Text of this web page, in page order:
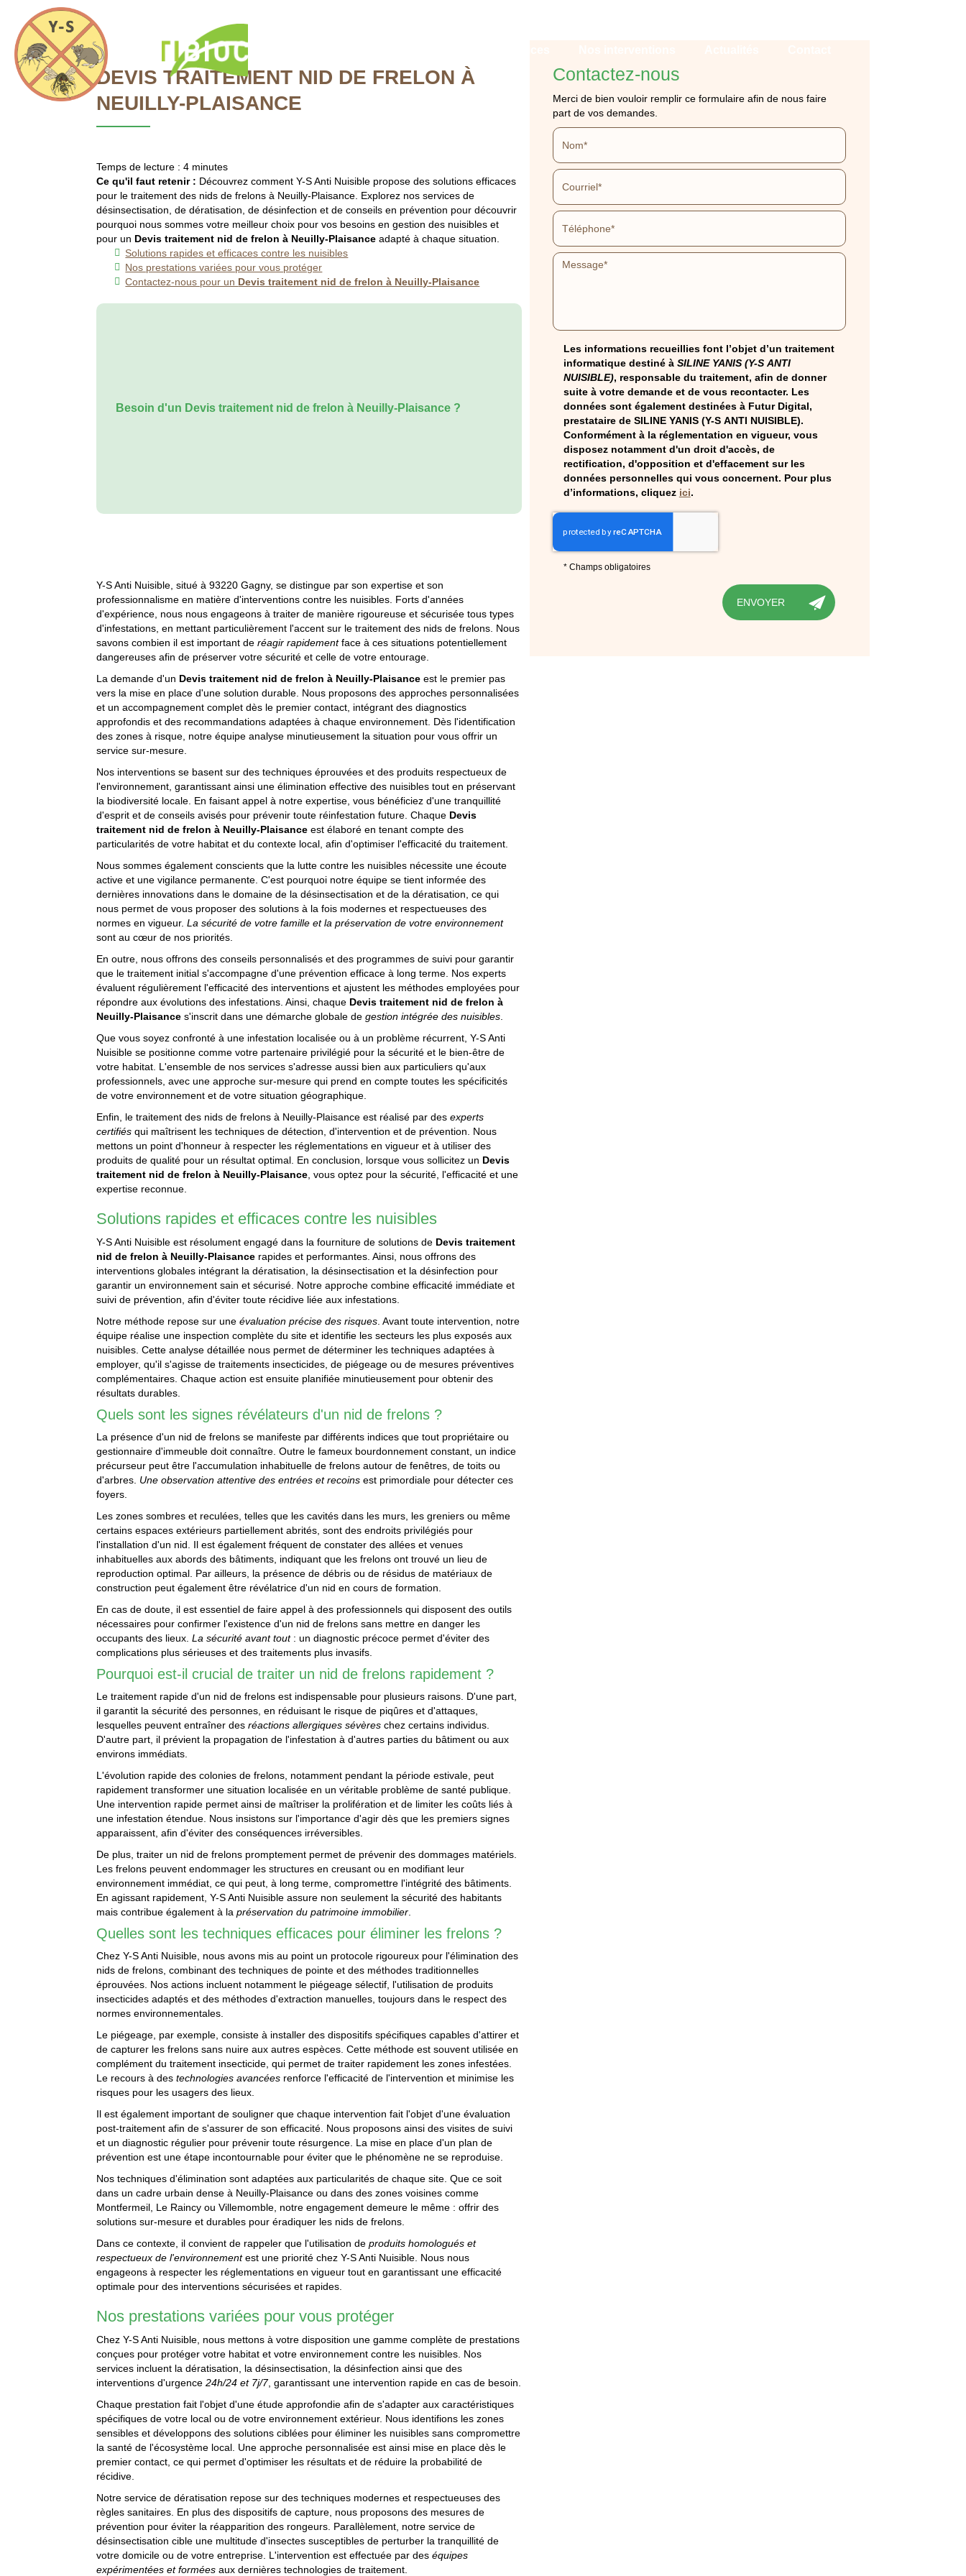
Anti
Nuisible
DEVIS TRAITEMENT NID DE FRELON À NEUILLY-
PLAISANCE
APPELEZ-NOUS
DEVIS TRAITEMENT NID DE FRELON À
NEUILLY-PLAISANCE
Temps de lecture : 4 minutes
Ce qu'il faut retenir : Découvrez comment Y-S Anti Nuisible propose des solutions efficaces
pour le traitement des nids de frelons à Neuilly-Plaisance. Explorez nos services de
désinsectisation, de dératisation, de désinfection et de conseils en prévention pour découvrir
pourquoi nous sommes votre meilleur choix pour vos besoins en gestion des nuisibles et
pour un Devis traitement nid de frelon à Neuilly-Plaisance adapté à chaque situation.
Solutions rapides et efficaces contre les nuisibles
Nos prestations variées pour vous protéger
Contactez-nous pour un Devis traitement nid de frelon à Neuilly-Plaisance
Besoin d'un Devis traitement nid de frelon à Neuilly-Plaisance ?
Y-S Anti Nuisible, situé à 93220 Gagny, se distingue par son expertise et son
professionnalisme en matière d'interventions contre les nuisibles. Forts d'années
d'expérience, nous nous engageons à traiter de manière rigoureuse et sécurisée tous types
d'infestations, en mettant particulièrement l'accent sur le traitement des nids de frelons. Nous
savons combien il est important deréagir rapidementface à ces situations potentiellement
dangereuses afin de préserver votre sécurité et celle de votre entourage.
La demande d'un Devis traitement nid de frelon à Neuilly-Plaisance est le premier pas
vers la mise en place d'une solution durable. Nous proposons des approches personnalisées
et un accompagnement complet dès le premier contact, intégrant des diagnostics
approfondis et des recommandations adaptées à chaque environnement. Dès l'identification
des zones à risque, notre équipe analyse minutieusement la situation pour vous offrir un
service sur-mesure.
Nos interventions se basent sur des techniques éprouvées et des produits respectueux de
l'environnement, garantissant ainsi une élimination effective des nuisibles tout en préservant
la biodiversité locale. En faisant appel à notre expertise, vous bénéficiez d'une tranquillité
d'esprit et de conseils avisés pour prévenir toute réinfestation future. Chaque Devis
traitement nid de frelon à Neuilly-Plaisance est élaboré en tenant compte des
particularités de votre habitat et du contexte local, afin d'optimiser l'efficacité du traitement.
Nous sommes également conscients que la lutte contre les nuisibles nécessite une écoute
active et une vigilance permanente. C'est pourquoi notre équipe se tient informée des
dernières innovations dans le domaine de la désinsectisation et de la dératisation, ce qui
nous permet de vous proposer des solutions à la fois modernes et respectueuses des
normes en vigueur.La sécurité de votre famille et la préservation de votre environnement
sont au cœur de nos priorités.
En outre, nous offrons des conseils personnalisés et des programmes de suivi pour garantir
que le traitement initial s'accompagne d'une prévention efficace à long terme. Nos experts
évaluent régulièrement l'efficacité des interventions et ajustent les méthodes employées pour
répondre aux évolutions des infestations. Ainsi, chaque Devis traitement nid de frelon à
Neuilly-Plaisance s'inscrit dans une démarche globale degestion intégrée des nuisibles.
Que vous soyez confronté à une infestation localisée ou à un problème récurrent, Y-S Anti
Nuisible se positionne comme votre partenaire privilégié pour la sécurité et le bien-être de
votre habitat. L'ensemble de nos services s'adresse aussi bien aux particuliers qu'aux
professionnels, avec une approche sur-mesure qui prend en compte toutes les spécificités
de votre environnement et de votre situation géographique.
Enfin, le traitement des nids de frelons à Neuilly-Plaisance est réalisé par desexperts
certifiés qui maîtrisent les techniques de détection, d'intervention et de prévention. Nous
mettons un point d'honneur à respecter les réglementations en vigueur et à utiliser des
produits de qualité pour un résultat optimal. En conclusion, lorsque vous sollicitez un Devis
traitement nid de frelon à Neuilly-Plaisance, vous optez pour la sécurité, l'efficacité et une
expertise reconnue.
Solutions rapides et efficaces contre les nuisibles
Y-S Anti Nuisible est résolument engagé dans la fourniture de solutions de Devis traitement
nid de frelon à Neuilly-Plaisance rapides et performantes. Ainsi, nous offrons des
interventions globales intégrant la dératisation, la désinsectisation et la désinfection pour
garantir un environnement sain et sécurisé. Notre approche combine efficacité immédiate et
suivi de prévention, afin d'éviter toute récidive liée aux infestations.
Notre méthode repose sur uneévaluation précise des risques. Avant toute intervention, notre
équipe réalise une inspection complète du site et identifie les secteurs les plus exposés aux
nuisibles. Cette analyse détaillée nous permet de déterminer les techniques adaptées à
employer, qu'il s'agisse de traitements insecticides, de piégeage ou de mesures préventives
complémentaires. Chaque action est ensuite planifiée minutieusement pour obtenir des
résultats durables.
Quels sont les signes révélateurs d'un nid de frelons ?
La présence d'un nid de frelons se manifeste par différents indices que tout propriétaire ou
gestionnaire d'immeuble doit connaître. Outre le fameux bourdonnement constant, un indice
précurseur peut être l'accumulation inhabituelle de frelons autour de fenêtres, de toits ou
d'arbres. Une observation attentive des entrées et recoins est primordiale pour détecter ces
foyers.
Les zones sombres et reculées, telles que les cavités dans les murs, les greniers ou même
certains espaces extérieurs partiellement abrités, sont des endroits privilégiés pour
l'installation d'un nid. Il est également fréquent de constater des allées et venues
inhabituelles aux abords des bâtiments, indiquant que les frelons ont trouvé un lieu de
reproduction optimal. Par ailleurs, la présence de débris ou de résidus de matériaux de
construction peut également être révélatrice d'un nid en cours de formation.
En cas de doute, il est essentiel de faire appel à des professionnels qui disposent des outils
nécessaires pour confirmer l'existence d'un nid de frelons sans mettre en danger les
occupants des lieux.La sécurité avant tout: un diagnostic précoce permet d'éviter des
complications plus sérieuses et des traitements plus invasifs.
Pourquoi est-il crucial de traiter un nid de frelons rapidement ?
Le traitement rapide d'un nid de frelons est indispensable pour plusieurs raisons. D'une part,
il garantit la sécurité des personnes, en réduisant le risque de piqûres et d'attaques,
lesquelles peuvent entraîner desréactions allergiques sévères chez certains individus.
D'autre part, il prévient la propagation de l'infestation à d'autres parties du bâtiment ou aux
environs immédiats.
L'évolution rapide des colonies de frelons, notamment pendant la période estivale, peut
rapidement transformer une situation localisée en un véritable problème de santé publique.
Une intervention rapide permet ainsi de maîtriser la prolifération et de limiter les coûts liés à
une infestation étendue. Nous insistons sur l'importance d'agir dès que les premiers signes
apparaissent, afin d'éviter des conséquences irréversibles.
De plus, traiter un nid de frelons promptement permet de prévenir des dommages matériels.
Les frelons peuvent endommager les structures en creusant ou en modifiant leur
environnement immédiat, ce qui peut, à long terme, compromettre l'intégrité des bâtiments.
En agissant rapidement, Y-S Anti Nuisible assure non seulement la sécurité des habitants
mais contribue également à lapréservation du patrimoine immobilier.
Quelles sont les techniques efficaces pour éliminer les frelons ?
Chez Y-S Anti Nuisible, nous avons mis au point un protocole rigoureux pour l'élimination des
nids de frelons, combinant des techniques de pointe et des méthodes traditionnelles
éprouvées. Nos actions incluent notamment le piégeage sélectif, l'utilisation de produits
insecticides adaptés et des méthodes d'extraction manuelles, toujours dans le respect des
normes environnementales.
Le piégeage, par exemple, consiste à installer des dispositifs spécifiques capables d'attirer et
de capturer les frelons sans nuire aux autres espèces. Cette méthode est souvent utilisée en
complément du traitement insecticide, qui permet de traiter rapidement les zones infestées.
Le recours à destechnologies avancées renforce l'efficacité de l'intervention et minimise les
risques pour les usagers des lieux.
Il est également important de souligner que chaque intervention fait l'objet d'une évaluation
post-traitement afin de s'assurer de son efficacité. Nous proposons ainsi des visites de suivi
et un diagnostic régulier pour prévenir toute résurgence. La mise en place d'un plan de
prévention est une étape incontournable pour éviter que le phénomène ne se reproduise.
Nos techniques d'élimination sont adaptées aux particularités de chaque site. Que ce soit
dans un cadre urbain dense à Neuilly-Plaisance ou dans des zones voisines comme
Montfermeil, Le Raincy ou Villemomble, notre engagement demeure le même : offrir des
solutions sur-mesure et durables pour éradiquer les nids de frelons.
Dans ce contexte, il convient de rappeler que l'utilisation deproduits homologués et
respectueux de l'environnementest une priorité chez Y-S Anti Nuisible. Nous nous
engageons à respecter les réglementations en vigueur tout en garantissant une efficacité
optimale pour des interventions sécurisées et rapides.
Nos prestations variées pour vous protéger
Chez Y-S Anti Nuisible, nous mettons à votre disposition une gamme complète de prestations
conçues pour protéger votre habitat et votre environnement contre les nuisibles. Nos
services incluent la dératisation, la désinsectisation, la désinfection ainsi que des
interventions d'urgence24h/24 et 7j/7, garantissant une intervention rapide en cas de besoin.
Chaque prestation fait l'objet d'une étude approfondie afin de s'adapter aux caractéristiques
spécifiques de votre local ou de votre environnement extérieur. Nous identifions les zones
sensibles et développons des solutions ciblées pour éliminer les nuisibles sans compromettre
la santé de l'écosystème local. Une approche personnalisée est ainsi mise en place dès le
premier contact, ce qui permet d'optimiser les résultats et de réduire la probabilité de
récidive.
Notre service de dératisation repose sur des techniques modernes et respectueuses des
règles sanitaires. En plus des dispositifs de capture, nous proposons des mesures de
prévention pour éviter la réapparition des rongeurs. Parallèlement, notre service de
désinsectisation cible une multitude d'insectes susceptibles de perturber la tranquillité de
votre domicile ou de votre entreprise. L'intervention est effectuée par deséquipes
expérimentées et formées aux dernières technologies de traitement.
Contactez-nous
Merci de bien vouloir remplir ce formulaire afin de nous faire
part de vos demandes.
Les informations recueillies font l’objet d’un traitement
informatique destiné àSILINE YANIS (Y-S ANTI
NUISIBLE), responsable du traitement, afin de donner
suite à votre demande et de vous recontacter. Les
données sont également destinées à Futur Digital,
prestataire de SILINE YANIS (Y-S ANTI NUISIBLE).
Conformément à la réglementation en vigueur, vous
disposez notamment d'un droit d'accès, de
rectification, d'opposition et d'effacement sur les
données personnelles qui vous concernent. Pour plus
d’informations, cliquez ici.
* Champs obligatoires